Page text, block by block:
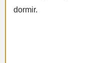
dormir.